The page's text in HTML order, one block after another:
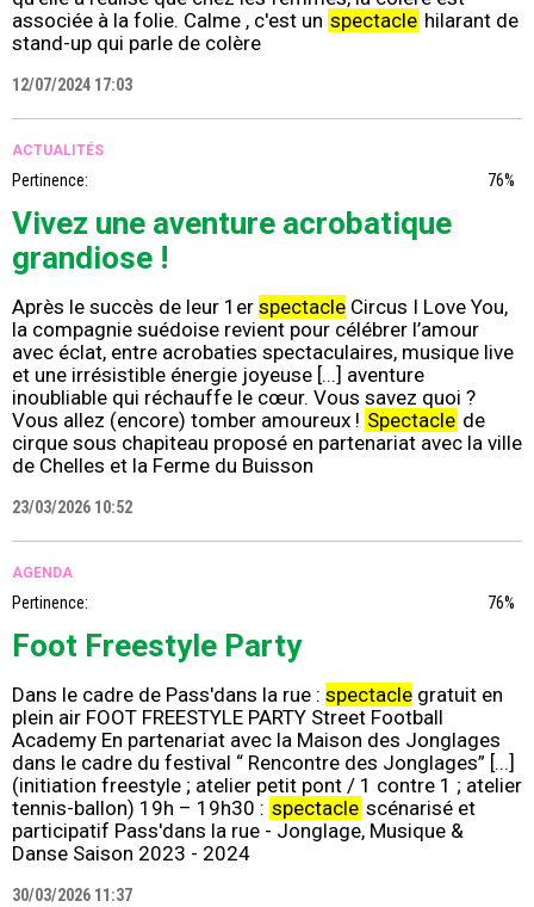
associée à la folie. Calme , c'est un spectacle hilarant de
stand-up qui parle de colère
12/07/2024 17:03
ACTUALITÉS
Pertinence: 76%
Vivez une aventure acrobatique
grandiose !
Après le succès de leur 1er spectacle Circus I Love You,
la compagnie suédoise revient pour célébrer l’amour
avec éclat, entre acrobaties spectaculaires, musique live
et une irrésistible énergie joyeuse [...] aventure
inoubliable qui réchauffe le cœur. Vous savez quoi ?
Vous allez (encore) tomber amoureux ! Spectacle de
cirque sous chapiteau proposé en partenariat avec la ville
de Chelles et la Ferme du Buisson
23/03/2026 10:52
AGENDA
Pertinence: 76%
Foot Freestyle Party
Dans le cadre de Pass'dans la rue : spectacle gratuit en
plein air FOOT FREESTYLE PARTY Street Football
Academy En partenariat avec la Maison des Jonglages
dans le cadre du festival “ Rencontre des Jonglages” [...]
(initiation freestyle ; atelier petit pont / 1 contre 1 ; atelier
tennis-ballon) 19h – 19h30 : spectacle scénarisé et
participatif Pass'dans la rue - Jonglage, Musique &
Danse Saison 2023 - 2024
30/03/2026 11:37